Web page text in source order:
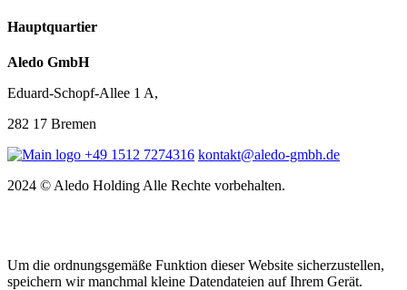
Hauptquartier
Aledo GmbH
Eduard-Schopf-Allee 1 A,
282 17 Bremen
+49 1512 7274316 kontakt@aledo-gmbh.de
2024 © Aledo Holding Alle Rechte vorbehalten.
Um die ordnungsgemäße Funktion dieser Website sicherzustellen,
speichern wir manchmal kleine Datendateien auf Ihrem Gerät.